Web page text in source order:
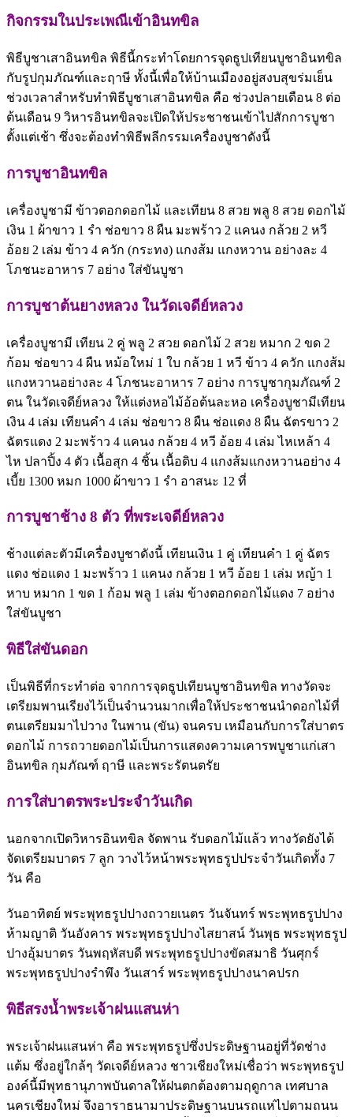
กิจกรรมในประเพณีเข้าอินทขิล
พิธีบูชาเสาอินทขิล พิธีนี้กระทำโดยการจุดธูปเทียนบูชาอินทขิล
กับรูปกุมภัณฑ์และฤาษี ทั้งนี้เพื่อให้บ้านเมืองอยู่สงบสุขร่มเย็น
ช่วงเวลาสำหรับทำพิธีบูชาเสาอินทขิล คือ ช่วงปลายเดือน 8 ต่อ
ต้นเดือน 9 วิหารอินทขิลจะเปิดให้ประชาชนเข้าไปสักการบูชา
ตั้งแต่เช้า ซึ่งจะต้องทำพิธีพลีกรรมเครื่องบูชาดังนี้
การบูชาอินทขิล
เครื่องบูชามี ข้าวตอกดอกไม้ และเทียน 8 สวย พลู 8 สวย ดอกไม้
เงิน 1 ผ้าขาว 1 รำ ช่อขาว 8 ผืน มะพร้าว 2 แคนง กล้วย 2 หวี
อ้อย 2 เล่ม ข้าว 4 ควัก (กระทง) แกงส้ม แกงหวาน อย่างละ 4
โภชนะอาหาร 7 อย่าง ใส่ขันบูชา
การบูชาต้นยางหลวง ในวัดเจดีย์หลวง
เครื่องบูชามี เทียน 2 คู่ พลู 2 สวย ดอกไม้ 2 สวย หมาก 2 ขด 2
ก้อม ช่อขาว 4 ผืน หม้อใหม่ 1 ใบ กล้วย 1 หวี ข้าว 4 ควัก แกงส้ม
แกงหวานอย่างละ 4 โภชนะอาหาร 7 อย่าง การบูชากุมภัณฑ์ 2
ตน ในวัดเจดีย์หลวง ให้แต่งหอไม้อ้อต้นละหอ เครื่องบูชามีเทียน
เงิน 4 เล่ม เทียนคำ 4 เล่ม ช่อขาว 8 ผืน ช่อแดง 8 ผืน ฉัตรขาว 2
ฉัตรแดง 2 มะพร้าว 4 แคนง กล้วย 4 หวี อ้อย 4 เล่ม ไหเหล้า 4
ไห ปลาปิ้ง 4 ตัว เนื้อสุก 4 ชิ้น เนื้อดิบ 4 แกงส้มแกงหวานอย่าง 4
เบี้ย 1300 หมก 1000 ผ้าขาว 1 รำ อาสนะ 12 ที่
การบูชาช้าง 8 ตัว ที่พระเจดีย์หลวง
ช้างแต่ละตัวมีเครื่องบูชาดังนี้ เทียนเงิน 1 คู่ เทียนคำ 1 คู่ ฉัตร
แดง ช่อแดง 1 มะพร้าว 1 แคนง กล้วย 1 หวี อ้อย 1 เล่ม หญ้า 1
หาบ หมาก 1 ขด 1 ก้อม พลู 1 เล่ม ข้างตอกดอกไม้แดง 7 อย่าง
ใส่ขันบูชา
พิธีใส่ขันดอก
เป็นพิธีที่กระทำต่อ จากการจุดธูปเทียนบูชาอินทขิล ทางวัดจะ
เตรียมพานเรียงไว้เป็นจำนวนมากเพื่อให้ประชาชนนำดอกไม้ที่
ตนเตรียมมาไปวาง ในพาน (ขัน) จนครบ เหมือนกับการใส่บาตร
ดอกไม้ การถวายดอกไม้เป็นการแสดงความเคารพบูชาแก่เสา
อินทขิล กุมภัณฑ์ ฤาษี และพระรัตนตรัย
การใส่บาตรพระประจำวันเกิด
นอกจากเปิดวิหารอินทขิล จัดพาน รับดอกไม้แล้ว ทางวัดยังได้
จัดเตรียมบาตร 7 ลูก วางไว้หน้าพระพุทธรูปประจำวันเกิดทั้ง 7
วัน คือ
วันอาทิตย์ พระพุทธรูปปางถวายเนตร วันจันทร์ พระพุทธรูปปาง
ห้ามญาติ วันอังคาร พระพุทธรูปปางไสยาสน์ วันพุธ พระพุทธรูป
ปางอุ้มบาตร วันพฤหัสบดี พระพุทธรูปปางขัดสมาธิ วันศุกร์
พระพุทธรูปปางรำพึง วันเสาร์ พระพุทธรูปปางนาคปรก
พิธีสรงน้ำพระเจ้าฝนแสนห่า
พระเจ้าฝนแสนห่า คือ พระพุทธรูปซึ่งประดิษฐานอยู่ที่วัดช่าง
แต้ม ซึ่งอยู่ใกล้ๆ วัดเจดีย์หลวง ชาวเชียงใหม่เชื่อว่า พระพุทธรูป
องค์นี้มีพุทธานุภาพบันดาลให้ฝนตกต้องตามฤดูกาล เทศบาล
นครเชียงใหม่ จึงอาราธนามาประดิษฐานบนรถแห่ไปตามถนน